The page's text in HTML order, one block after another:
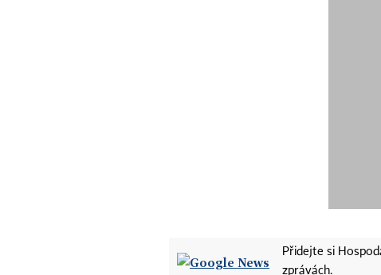
Přidejte si
zprávách.